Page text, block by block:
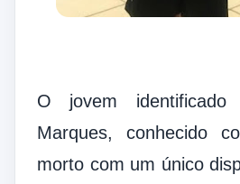
O jovem
Marques, conhecido
morto com um único